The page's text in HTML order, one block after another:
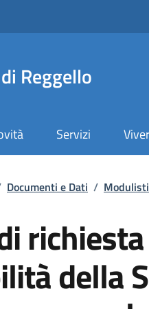
Reggello
Servizi
Documenti e Dati /
richiesta
della